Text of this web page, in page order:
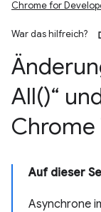
Chrome for
War das hilfreich?
All()“
Chrome
Auf dieser
Asynchrone